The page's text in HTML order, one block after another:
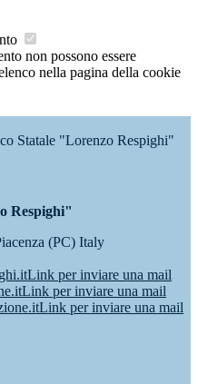
non possono essere
nella pagina della cookie
Statale "Lorenzo Respighi"
Respighi"
(PC) Italy
Link per inviare una mail
Link per inviare una mail
Link per inviare una mail